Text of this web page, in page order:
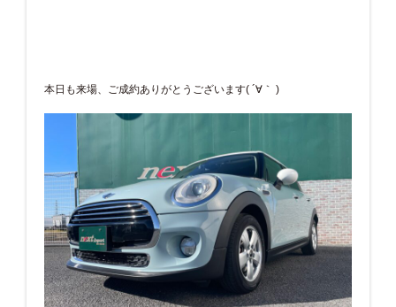
本日も来場、ご成約ありがとうございます( ´∀｀ )